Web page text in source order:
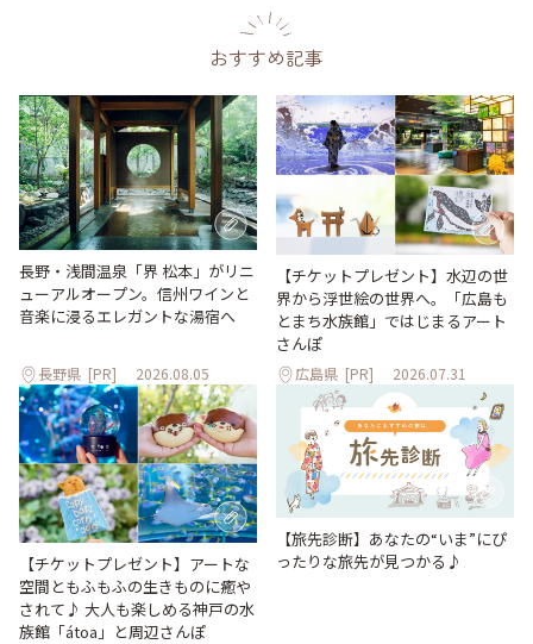
おすすめ記事
長野・浅間温泉「界 松本」がリニ
ューアルオープン。信州ワインと
音楽に浸るエレガントな湯宿へ
長野県 [PR] 2026.08.05
【チケットプレゼント】水辺の世
界から浮世絵の世界へ。「広島も
とまち水族館」ではじまるアート
さんぽ
広島県 [PR] 2026.07.31
【チケットプレゼント】アートな
空間ともふもふの生きものに癒や
されて♪ 大人も楽しめる神戸の水
族館「átoa」と周辺さんぽ
【旅先診断】あなたの“いま”にぴ
ったりな旅先が見つかる♪